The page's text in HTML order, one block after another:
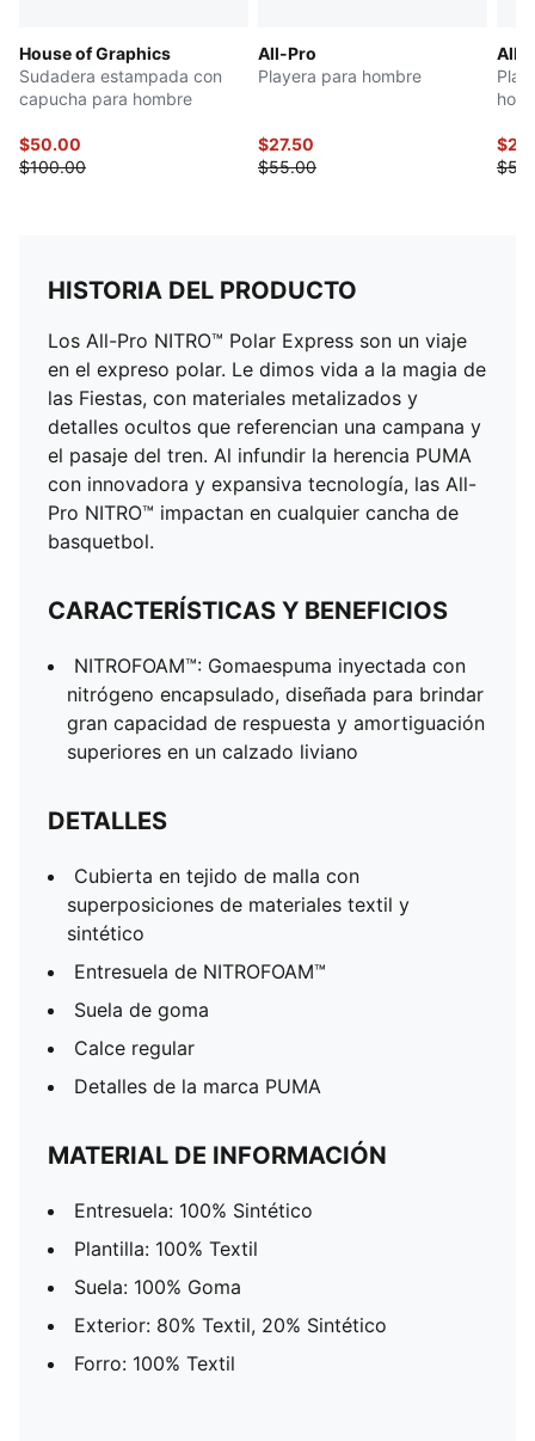
House of Graphics
Sudadera estampada con
capucha para hombre
$50.00
$100.00
All-Pro
Playera para hombre
$27.50
$55.00
All-
HISTORIA DEL PRODUCTO
Los All-Pro NITRO™ Polar Express son un viaje
en el expreso polar. Le dimos vida a la magia de
las Fiestas, con materiales metalizados y
detalles ocultos que referencian una campana y
el pasaje del tren. Al infundir la herencia PUMA
con innovadora y expansiva tecnología, las All-
Pro NITRO™ impactan en cualquier cancha de
basquetbol.
CARACTERÍSTICAS Y BENEFICIOS
NITROFOAM™: Gomaespuma inyectada con
nitrógeno encapsulado, diseñada para brindar
gran capacidad de respuesta y amortiguación
superiores en un calzado liviano
DETALLES
Cubierta en tejido de malla con
superposiciones de materiales textil y
sintético
Entresuela de NITROFOAM™
Suela de goma
Calce regular
Detalles de la marca PUMA
MATERIAL DE INFORMACIÓN
Entresuela: 100% Sintético
Plantilla: 100% Textil
Suela: 100% Goma
Exterior: 80% Textil, 20% Sintético
Forro: 100% Textil